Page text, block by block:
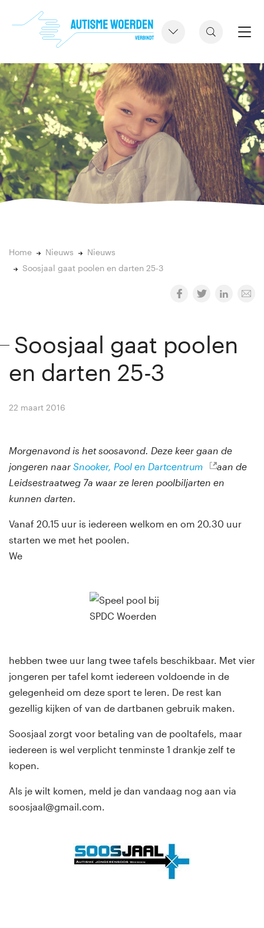
Home Nieuws
Nieuws
Soosjaal gaat poolen en darten 25-3
Soosjaal gaat poolen
en darten 25-3
22 maart 2016
Morgenavond is het soosavond. Deze keer gaan de
jongeren naar Snooker, Pool en Dartcentrum
aan de
Leidsestraatweg 7a waar ze leren poolbiljarten en
kunnen darten.
Vanaf 20.15 uur is iedereen welkom en om 20.30 uur
starten we met het poolen.
We
hebben twee uur lang twee tafels beschikbaar. Met vier
jongeren per tafel komt iedereen voldoende in de
gelegenheid om deze sport te leren. De rest kan
gezellig kijken of van de dartbanen gebruik maken.
Soosjaal zorgt voor betaling van de pooltafels, maar
iedereen is wel verplicht tenminste 1 drankje zelf te
kopen.
Als je wilt komen, meld je dan vandaag nog aan via
soosjaal@gmail.com.